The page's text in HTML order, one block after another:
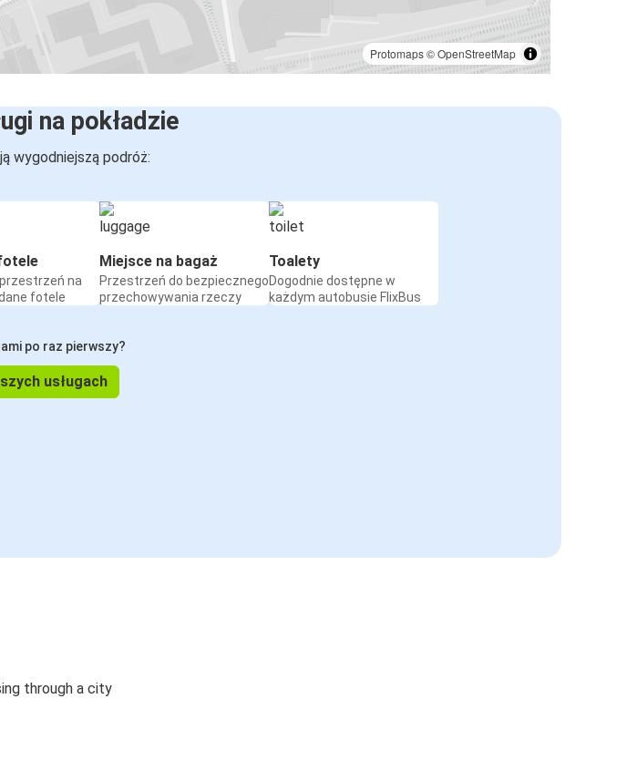
Protomaps©OpenStreetMap
na pokładzie
wygodniejszą podróż:
na
fotele
Miejsce na bagaż
Przestrzeń do bezpiecznego
przechowywania rzeczy
Toalety
Dogodnie dostępne w
każdym autobusie FlixBus
po raz pierwszy?
usługach